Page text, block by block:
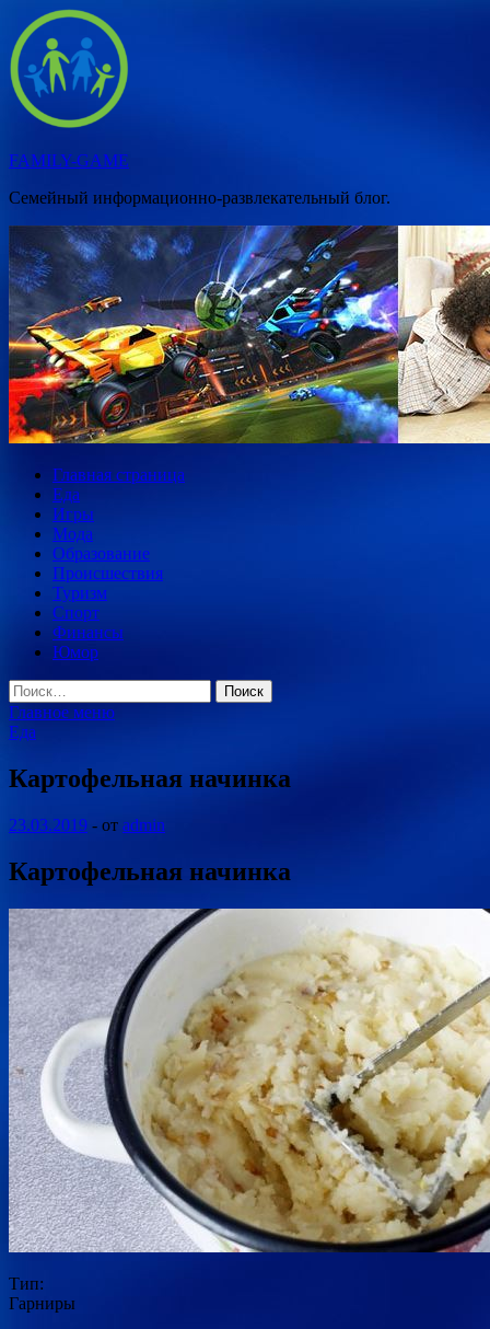
Перейти
содержимому
FAMILY-GAME
Семейный информационно-развлекательный блог.
Главная страница
Еда
Игры
Мода
Образование
Происшествия
Туризм
Спорт
Финансы
Юмор
Найти:
Главное меню
Еда
Картофельная начинка
23.03.2019 - от admin
Картофельная начинка
Тип:
Гарниры